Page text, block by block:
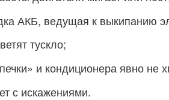
АКБ, ведущая к выкипанию
тускло;
и кондиционера явно не
с искажениями.